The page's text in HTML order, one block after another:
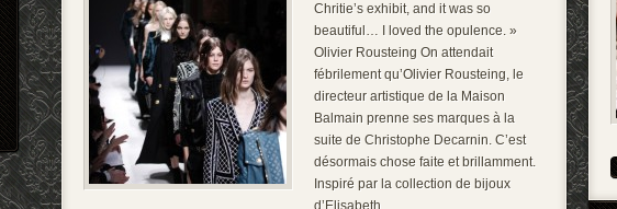
Chritie’s exhibit, and it was so
beautiful… I loved the opulence. »
Olivier Rousteing On attendait
fébrilement qu’Olivier Rousteing, le
directeur artistique de la Maison
Balmain prenne ses marques à la
suite de Christophe Decarnin. C’est
désormais chose faite et brillamment.
Inspiré par la collection de bijoux
d’Elisabeth